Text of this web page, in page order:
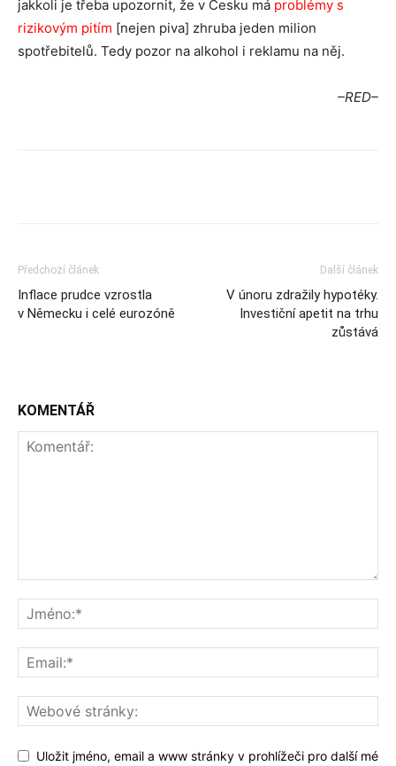
jakkoli je třeba upozornit, že v Česku má problémy s
rizikovým pitím [nejen piva] zhruba jeden milion
spotřebitelů. Tedy pozor na alkohol i reklamu na něj.
–RED–
Předchozí článek
Inflace prudce vzrostla
v Německu i celé eurozóně
Další článek
V únoru zdražily hypotéky.
Investiční apetit na trhu
zůstává
KOMENTÁŘ
Uložit jméno, email a www stránky v prohlížeči pro další mé